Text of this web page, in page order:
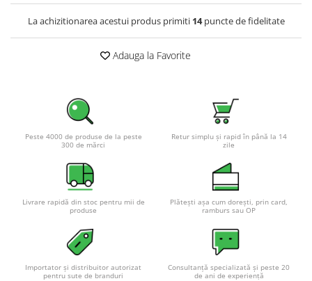
La achizitionarea acestui produs primiti 14puncte de fidelitate
Adauga la Favorite
Peste 4000 de produse de la peste
300 de mărci
Retur simplu și rapid în până la 14
zile
Livrare rapidă din stoc pentru mii de
produse
Plătești așa cum dorești, prin card,
ramburs sau OP
Importator și distribuitor autorizat
pentru sute de branduri
Consultanță specializată și peste 20
de ani de experiență